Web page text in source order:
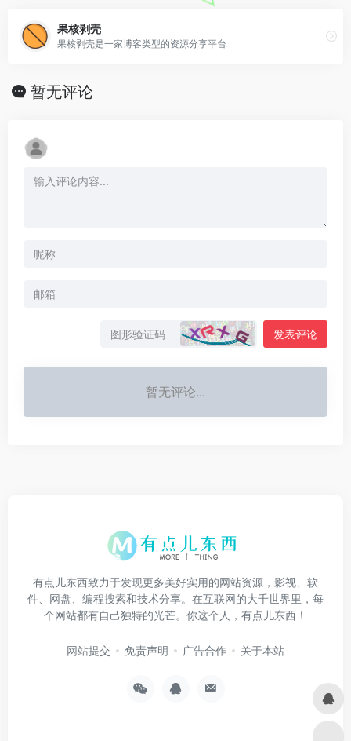
果核剥壳
果核剥壳是一家博客类型的资源分享平台
暂无评论
发表评论
暂无评论...
有点儿东西致力于发现更多美好实用的网站资源，影视、软
件、网盘、编程搜索和技术分享。在互联网的大千世界里，每
个网站都有自己独特的光芒。你这个人，有点儿东西！
网站提交 免责声明 广告合作 关于本站